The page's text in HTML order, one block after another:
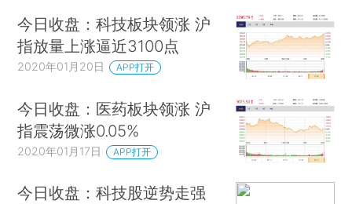
今日收盘：科技板块领涨 沪
指放量上涨逼近3100点
2020年01月20日 APP打开
今日收盘：医药板块领涨 沪
指震荡微涨0.05%
2020年01月17日 APP打开
今日收盘：科技股逆势走强